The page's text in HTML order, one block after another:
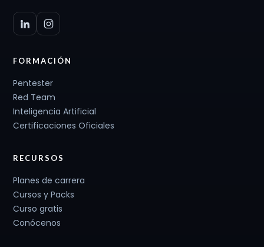
FORMACIÓN
Pentester
Red Team
Inteligencia Artificial
Certificaciones Oficiales
RECURSOS
Planes de carrera
Cursos y Packs
Curso gratis
Conócenos